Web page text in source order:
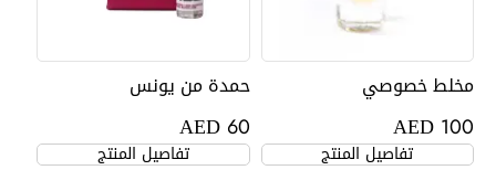
مخلط خصوصي
AED 100
تفاصيل المنتج
حمدة من يونس
AED 60
تفاصيل المنتج